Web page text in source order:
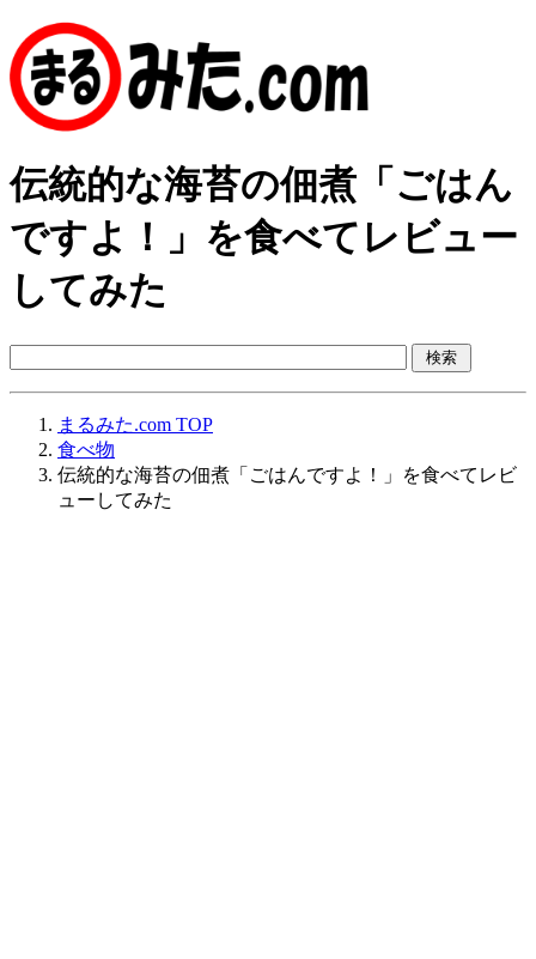
伝統的な海苔の佃煮「ごはん
ですよ！」を食べてレビュー
してみた
まるみた.com TOP
食べ物
伝統的な海苔の佃煮「ごはんですよ！」を食べてレビ
ューしてみた